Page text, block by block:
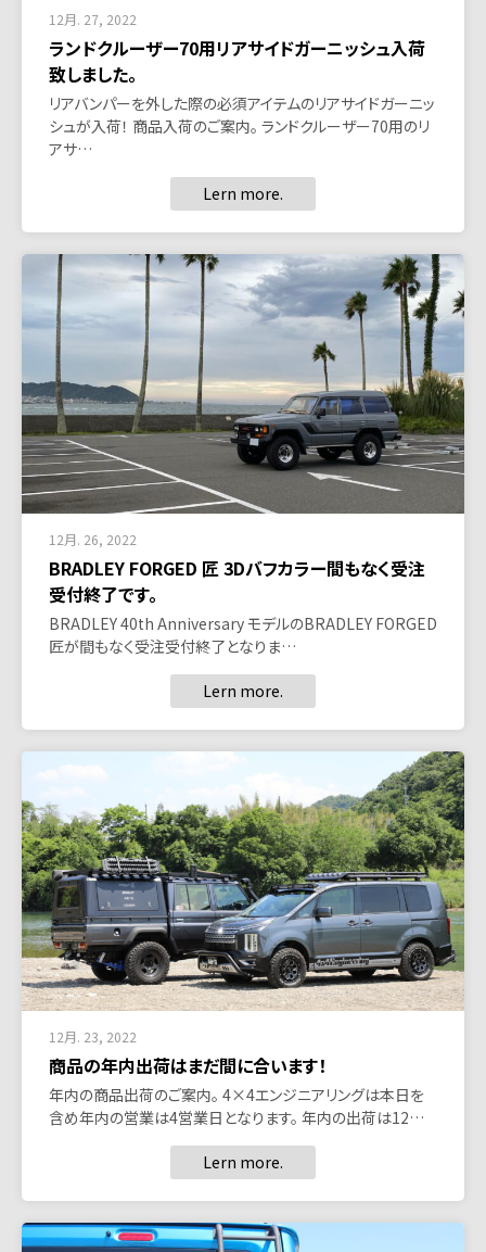
12月. 27, 2022
ランドクルーザー70用リアサイドガーニッシュ入荷
致しました。
リアバンパーを外した際の必須アイテムのリアサイドガーニッ
シュが入荷！ 商品入荷のご案内。 ランドクルーザー70用のリ
アサ…
Lern more.
12月. 26, 2022
BRADLEY FORGED 匠 3Dバフカラー間もなく受注
受付終了です。
BRADLEY 40th Anniversary モデルのBRADLEY FORGED
匠が間もなく受注受付終了となりま…
Lern more.
12月. 23, 2022
商品の年内出荷はまだ間に合います！
年内の商品出荷のご案内。 4×4エンジニアリングは本日を
含め年内の営業は4営業日となります。 年内の出荷は12…
Lern more.